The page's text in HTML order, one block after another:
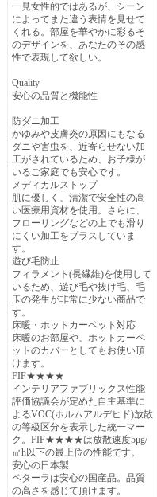
一見女性的ではあるが、シーン
によってまた違う表情を見せて
くれる。部屋を華やかに彩るそ
のデザインを、あなたのその感
性で表現して欲しい。
Quality
安心の品質と機能性
防ダニ加工
かゆみや皮膚炎の原因にもなる
ダニや害虫を、近寄らせない加
工がされているため、お子様が
いるご家庭でも安心です。
メディカルストップ
肌に優しく、清潔で安全性の高
い医療用資材を使用。さらに、
フローリングなどの上でも滑り
にくい加工をプラスしていま
す。
遊び毛防止
フィラメント(長繊維)を使用して
いるため、遊び毛や抜け毛、毛
玉の発生が非常に少ない商品で
す。
床暖・ホットカーペット対応
床暖のお部屋や、ホットカーペ
ットのカバーとしてもお使い頂
けます。
FIF★★★★
インテリアファブリックス性能
評価協議会が定めた自主基準に
よるVOC(ホルムアルデヒド)放散
の等級区分を表示した統一マー
ク。FIF★★★★は放散速度5μg/
㎡h以下の最上位の性能です。
安心の日本製
ペターラは安心の国産品。品質
の高さを感じて頂けます。